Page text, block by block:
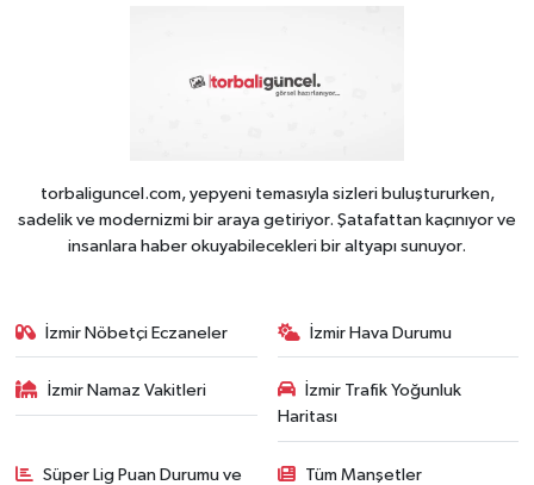
torbaliguncel.com, yepyeni temasıyla sizleri buluştururken,
sadelik ve modernizmi bir araya getiriyor. Şatafattan kaçınıyor ve
insanlara haber okuyabilecekleri bir altyapı sunuyor.
İzmir Nöbetçi Eczaneler İzmir Hava Durumu
İzmir Namaz Vakitleri
İzmir Trafik Yoğunluk
Haritası
Süper Lig Puan Durumu ve
Tüm Manşetler